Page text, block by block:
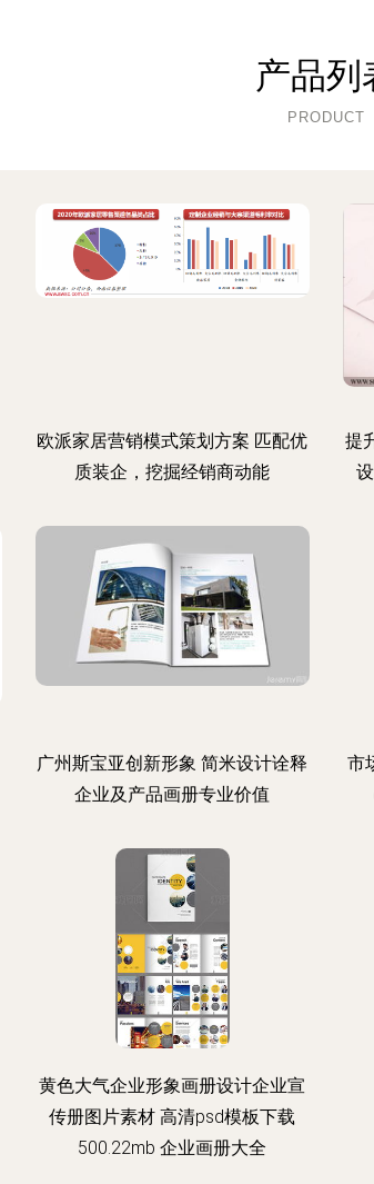
产品列
PRODUCT
欧派家居营销模式策划方案 匹配优
质装企，挖掘经销商动能
提
广州斯宝亚创新形象 简米设计诠释
企业及产品画册专业价值
市
黄色大气企业形象画册设计企业宣
传册图片素材 高清psd模板下载
500.22mb 企业画册大全